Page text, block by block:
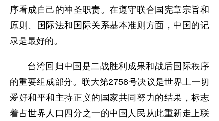
序看成自己的神圣职责。在遵守联合国宪章宗旨和
原则、国际法和国际关系基本准则方面，中国的记
录是最好的。
台湾回归中国是二战胜利成果和战后国际秩序
的重要组成部分。联大第2758号决议是世界上一切
爱好和平和主持正义的国家共同努力的结果，标志
着占世界人口四分之一的中国人民从此重新走上联